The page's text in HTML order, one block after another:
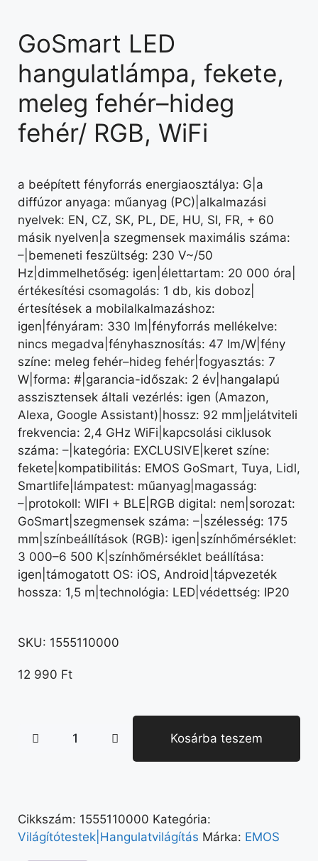
GoSmart LED
hangulatlámpa, fekete,
meleg fehér–hideg
fehér/ RGB, WiFi
a beépített fényforrás energiaosztálya: G|a
diffúzor anyaga: műanyag (PC)|alkalmazási
nyelvek: EN, CZ, SK, PL, DE, HU, SI, FR, + 60
másik nyelven|a szegmensek maximális száma:
–|bemeneti feszültség: 230 V~/50
Hz|dimmelhetőség: igen|élettartam: 20 000 óra|
értékesítési csomagolás: 1 db, kis doboz|
értesítések a mobilalkalmazáshoz:
igen|fényáram: 330 lm|fényforrás mellékelve:
nincs megadva|fényhasznosítás: 47 lm/W|fény
színe: meleg fehér–hideg fehér|fogyasztás: 7
W|forma: #|garancia-időszak: 2 év|hangalapú
asszisztensek általi vezérlés: igen (Amazon,
Alexa, Google Assistant)|hossz: 92 mm|jelátviteli
frekvencia: 2,4 GHz WiFi|kapcsolási ciklusok
száma: –|kategória: EXCLUSIVE|keret színe:
fekete|kompatibilitás: EMOS GoSmart, Tuya, Lidl,
Smartlife|lámpatest: műanyag|magasság:
–|protokoll: WIFI + BLE|RGB digital: nem|sorozat:
GoSmart|szegmensek száma: –|szélesség: 175
mm|színbeállítások (RGB): igen|színhőmérséklet:
3 000–6 500 K|színhőmérséklet beállítása:
igen|támogatott OS: iOS, Android|tápvezeték
hossza: 1,5 m|technológia: LED|védettség: IP20
SKU: 1555110000
12 990 Ft
Kosárba teszem
Cikkszám: 1555110000 Kategória:
Világítótestek|Hangulatvilágítás Márka: EMOS